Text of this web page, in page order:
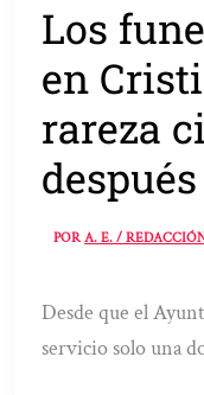
Los
en
rareza
después
PORA. E. /
Desde que el
servicio solo una